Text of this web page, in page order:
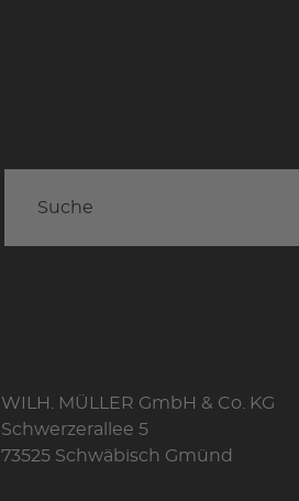
WILH. MÜLLER GmbH & Co. KG
Schwerzerallee 5
73525 Schwäbisch Gmünd